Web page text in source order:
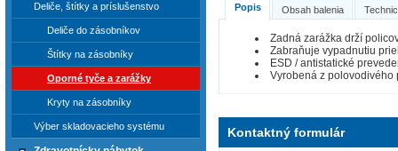
Popis Obsah balenia
Zadná zarážka drží
Zabraňuje vypadnutiu
ESD / antistatické
Vyrobená z polovodivého
Kontaktný formulár
Deliče, štítky a príslušenstvo
Deliče do zásobníkov
Štítky na zásobníky
Oporné tyče a zarážky
Kryty na zásobníky
Výber skladovacieho systému